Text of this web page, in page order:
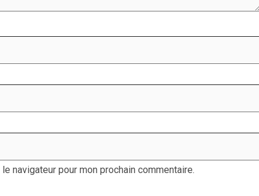
navigateur pour mon prochain commentaire.